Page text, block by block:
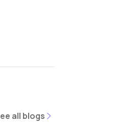
all blogs
all blogs